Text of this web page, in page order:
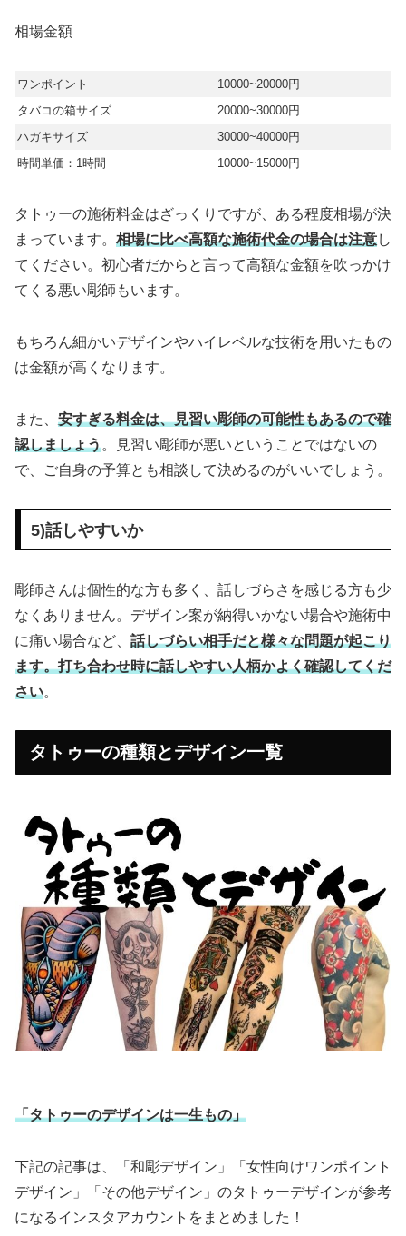
相場金額
ワンポイント
10000~20000円
タバコの箱サイズ
20000~30000円
ハガキサイズ
30000~40000円
時間単価：1時間
10000~15000円
タトゥーの施術料金はざっくりですが、ある程度相場が決
まっています。 相場に比べ高額な施術代金の場合は注意し
てください。初心者だからと言って高額な金額を吹っかけ
てくる悪い彫師もいます。
もちろん細かいデザインやハイレベルな技術を用いたもの
は金額が高くなります。
また、 安すぎる料金は、見習い彫師の可能性もあるので確
認しましょう。見習い彫師が悪いということではないの
で、ご自身の予算とも相談して決めるのがいいでしょう。
5)話しやすいか
彫師さんは個性的な方も多く、話しづらさを感じる方も少
なくありません。デザイン案が納得いかない場合や施術中
に痛い場合など、 話しづらい相手だと様々な問題が起こり
ます。打ち合わせ時に話しやすい人柄かよく確認してくだ
さい。
タトゥーの種類とデザイン一覧
「タトゥーのデザインは一生もの」
下記の記事は、「和彫デザイン」「女性向けワンポイント
デザイン」「その他デザイン」のタトゥーデザインが参考
になるインスタアカウントをまとめました！